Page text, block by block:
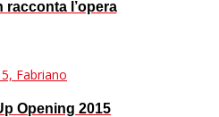
racconta l’opera
Opening 2015